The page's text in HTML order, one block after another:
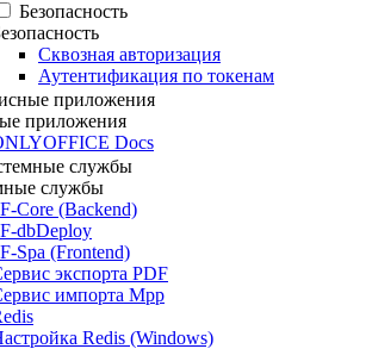
Безопасность
Сквозная авторизация
Аутентификация по токенам
приложения
приложения
Docs
службы
службы
Core (Backend)
dbDeploy
Spa (Frontend)
экспорта PDF
импорта Mpp
Redis (Windows)